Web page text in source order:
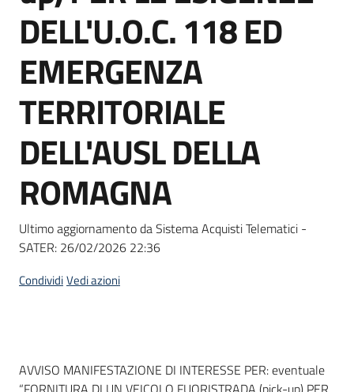
site
Seguici
su
DELL'U.O.C. 118 ED
EMERGENZA
TERRITORIALE
DELL'AUSL DELLA
ROMAGNA
Ultimo aggiornamento da Sistema Acquisti Telematici -
SATER: 26/02/2026 22:36
CondividiVedi azioni
Dati del bando
AVVISO MANIFESTAZIONE DI INTERESSE PER: eventuale